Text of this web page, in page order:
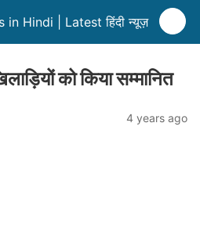
Hindi | Latest हिंदी न्यूज़
को किया सम्मानित
4 years ago